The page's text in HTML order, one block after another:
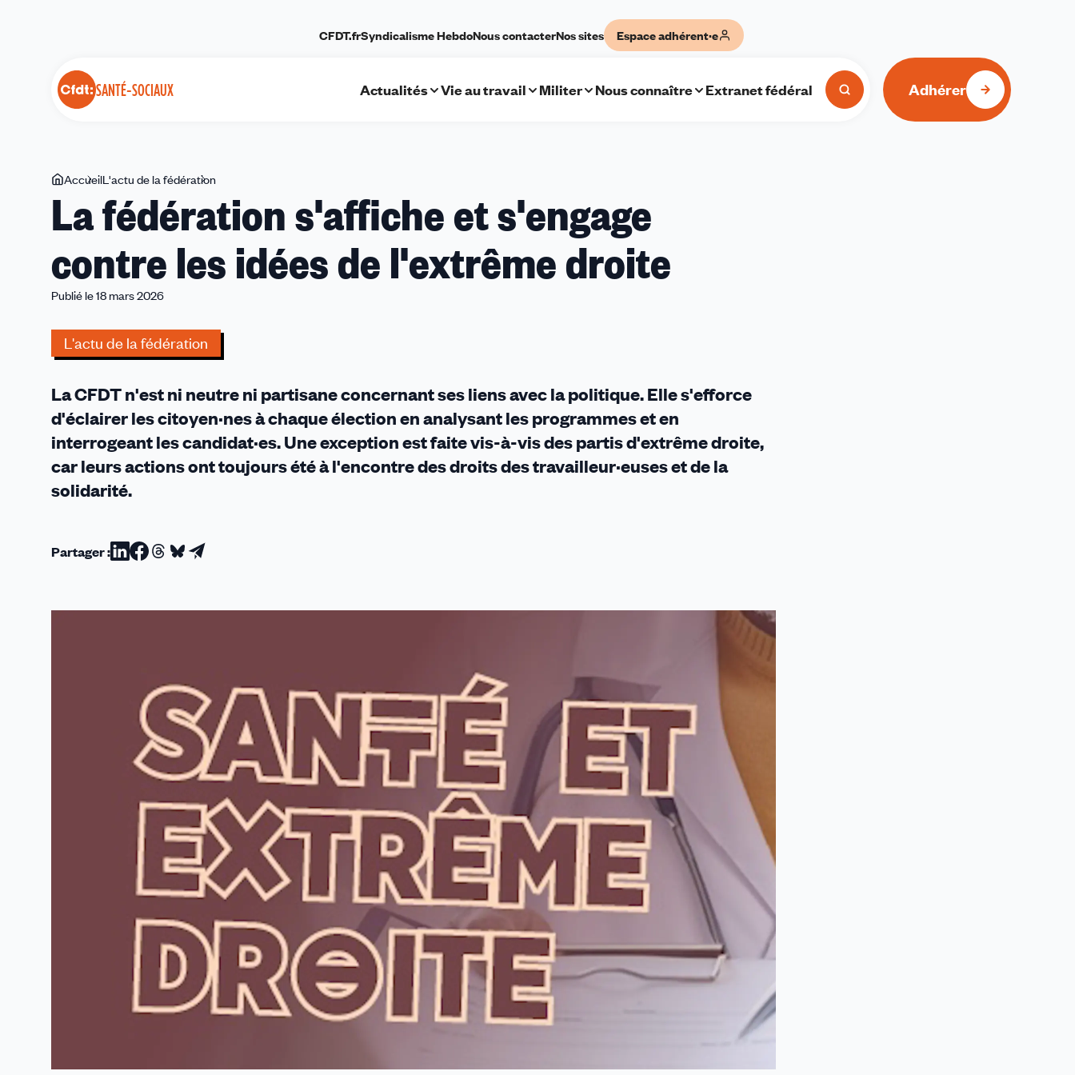
SANTÉ-SOCIAUX
CFDT.frSyndicalisme HebdoNous contacterNos sites Espace adhérent·e
Actualités Vie au travail Militer Nous connaître Extranet fédéral Adhérer
Vous
êtes
AccueilL'actu de la fédération
fédération
s'affiche
s'engage
l'extrême
La fédération s'affiche et s'engage
contre les idées de l'extrême droite
Publié le 18 mars 2026
L'actu de la fédération
La CFDT n'est ni neutre ni partisane concernant ses liens avec la politique. Elle s'efforce
d'éclairer les citoyen·nes à chaque élection en analysant les programmes et en
interrogeant les candidat·es. Une exception est faite vis-à-vis des partis d'extrême droite,
car leurs actions ont toujours été à l'encontre des droits des travailleur·euses et de la
solidarité.
Partager :Partager
Linkedin
Partager
Facebook
Partager
Threads
Partager
Bluesky
Partager
email